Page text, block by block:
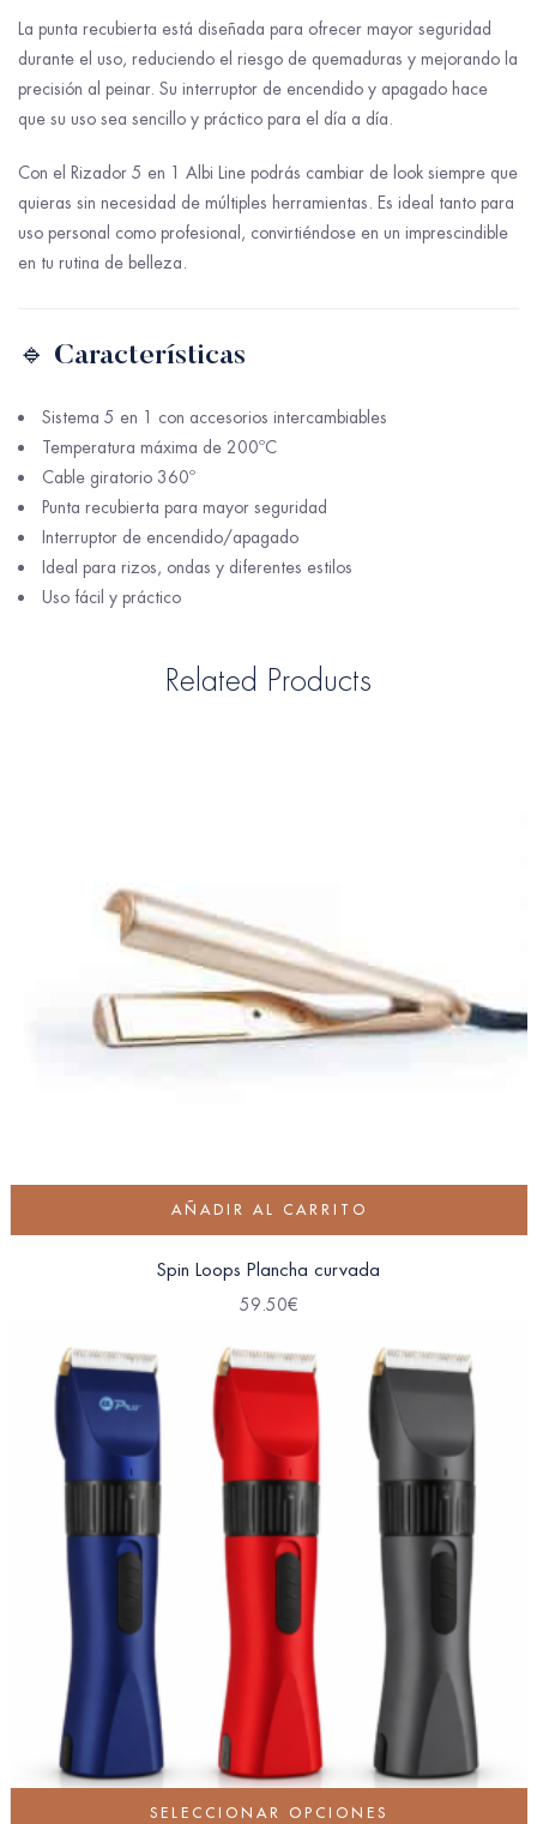
La punta recubierta está diseñada para ofrecer mayor seguridad
durante el uso, reduciendo el riesgo de quemaduras y mejorando la
precisión al peinar. Su interruptor de encendido y apagado hace
que su uso sea sencillo y práctico para el día a día.
Con el Rizador 5 en 1 Albi Line podrás cambiar de look siempre que
quieras sin necesidad de múltiples herramientas. Es ideal tanto para
uso personal como profesional, convirtiéndose en un imprescindible
en tu rutina de belleza.
🔹 Características
Sistema 5 en 1 con accesorios intercambiables
Temperatura máxima de 200ºC
Cable giratorio 360º
Punta recubierta para mayor seguridad
Interruptor de encendido/apagado
Ideal para rizos, ondas y diferentes estilos
Uso fácil y práctico
Related Products
AÑADIR AL CARRITO
Spin Loops Plancha curvada
59.50€
SELECCIONAR OPCIONES